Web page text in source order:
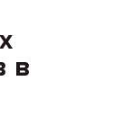
в